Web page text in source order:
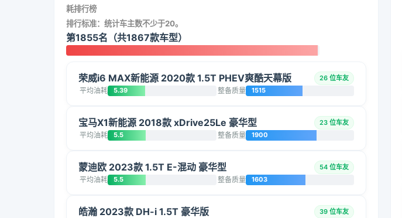
耗排行榜
排行标准：统计车主数不少于20。
第1855名（共1867款车型）
荣威i6 MAX新能源 2020款 1.5T PHEV爽酷天幕版 26 位车友
平均油耗 5.39 整备质量 1515
宝马X1新能源 2018款 xDrive25Le 豪华型 23 位车友
平均油耗 5.5 整备质量 1900
蒙迪欧 2023款 1.5T E-混动 豪华型 54 位车友
平均油耗 5.5 整备质量 1603
皓瀚 2023款 DH-i 1.5T 豪华版 39 位车友